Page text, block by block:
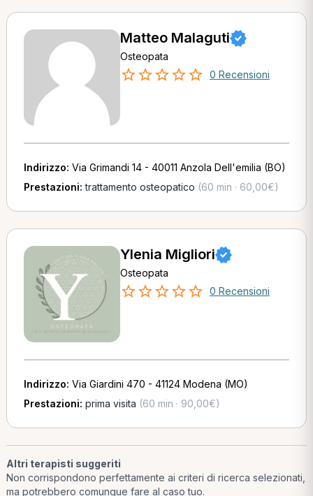
Matteo Malaguti
Osteopata
0 Recensioni
Indirizzo: Via Grimandi 14 - 40011 Anzola Dell'emilia (BO)
Prestazioni:trattamento osteopatico (60 min · 60,00€)
Ylenia Migliori
Osteopata
0 Recensioni
Indirizzo: Via Giardini 470 - 41124 Modena (MO)
Prestazioni: prima visita (60 min · 90,00€)
Altri terapisti suggeriti
Non corrispondono perfettamente ai criteri di ricerca selezionati,
ma potrebbero comunque fare al caso tuo.